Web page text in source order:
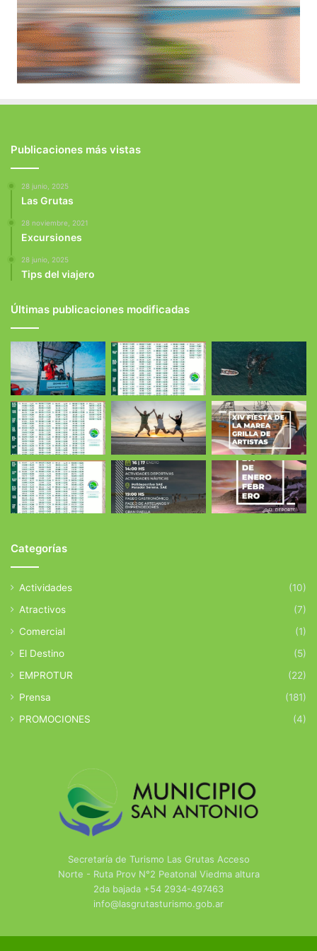
Publicaciones más vistas
28 junio, 2025
Las Grutas
28 noviembre, 2021
Excursiones
28 junio, 2025
Tips del viajero
Últimas publicaciones modificadas
Categorías
Actividades
(10)
Atractivos
(7)
Comercial
(1)
El Destino
(5)
EMPROTUR
(22)
Prensa
(181)
PROMOCIONES
(4)
Secretaría de Turismo Las Grutas Acceso
Norte - Ruta Prov N°2 Peatonal Viedma altura
2da bajada +54 2934-497463
info@lasgrutasturismo.gob.ar